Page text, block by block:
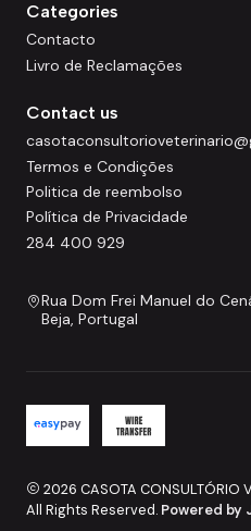
Categories
Contacto
Livro de Reclamações
Contact us
Termos e Condições
Politica de reembolso
Política de Privacidade
284 400 929
Rua Dom Frei Manuel do
Beja, Portugal
2026 CASOTA CONSULTÓRIO
All Rights Reserved. Powered by